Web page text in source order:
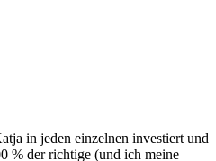
in jeden einzelnen investiert und
% der richtige (und ich meine